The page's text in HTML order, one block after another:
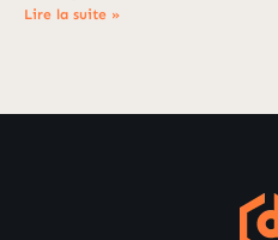
Lire la suite »